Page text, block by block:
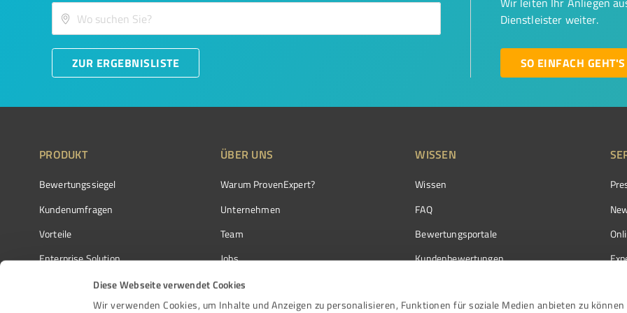
Diese Webseite verwendet Cookies
Wir verwenden Cookies, um Inhalte und Anzeigen zu personalisieren, Funktionen für soziale Medien anbieten zu können
ZUR ERGEBNISLISTE
Dienstleister weiter.
SO EINFACH GEHT'S
PRODUKT
Bewertungssiegel
Kundenumfragen
Vorteile
Enterprise Solution
Partnerprogramm
Auszeichnungen
ÜBER UNS
Warum ProvenExpert?
Unternehmen
Team
Jobs
Kundenstimmen
Kontakt
WISSEN
Wissen
FAQ
Bewertungsportale
Kundenbewertungen
Bewertungs­richtlinien